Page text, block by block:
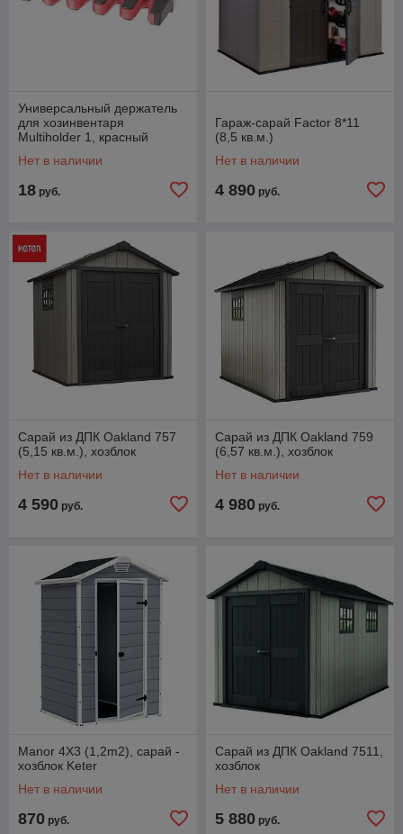
Универсальный держатель
для хозинвентаря
Multiholder 1, красный
Нет в наличии
18 руб.
Гараж-сарай Factor 8*11
(8,5 кв.м.)
Нет в наличии
4 890 руб.
Сарай из ДПК Oakland 757
(5,15 кв.м.), хозблок
Нет в наличии
4 590 руб.
Сарай из ДПК Oakland 759
(6,57 кв.м.), хозблок
Нет в наличии
4 980 руб.
Manor 4X3 (1,2m2), сарай -
хозблок Keter
Нет в наличии
870 руб.
Сарай из ДПК Oakland 7511,
хозблок
Нет в наличии
5 880 руб.